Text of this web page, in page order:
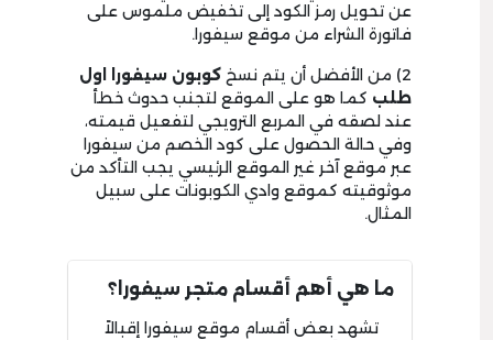
عن تحويل رمز الكود إلى تخفيض ملموس على
فاتورة الشراء من موقع سيفورا.
2) من الأفضل أن يتم نسخ
كوبون سيفورا اول
طلب كما هو على الموقع لتجنب حدوث خطأ
عند لصقه في المربع الترويجي لتفعيل قيمته،
وفي حالة الحصول على كود الخصم من سيفورا
عبر موقع آخر غير الموقع الرئيسي يجب التأكد من
موثوقيته كموقع وادي الكوبونات على سبيل
المثال.
ما هي أهم أقسام متجر سيفورا؟
تشهد بعض أقسام موقع سيفورا إقبالاً